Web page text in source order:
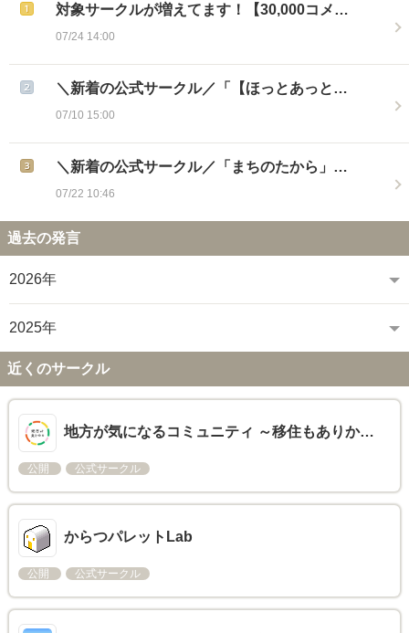
対象サークルが増えてます！【30,000コメ…
07/24 14:00
＼新着の公式サークル／「【ほっとあっと…
07/10 15:00
＼新着の公式サークル／「まちのたから」…
07/22 10:46
過去の発言
2026年
2025年
近くのサークル
地方が気になるコミュニティ ～移住もありか…
公開 公式サークル
からつパレットLab
公開 公式サークル